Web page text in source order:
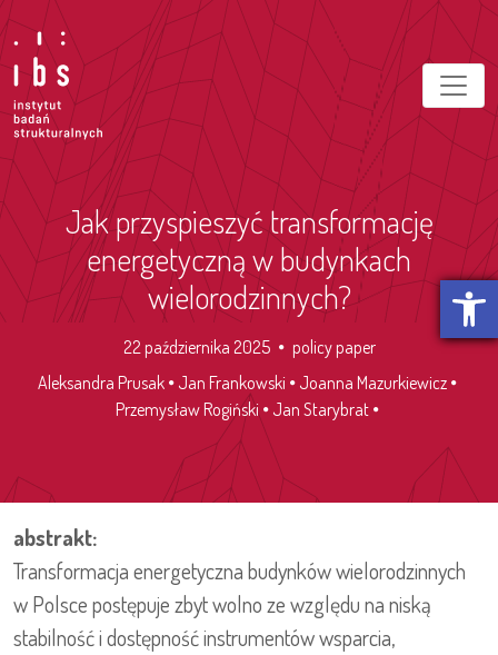
Otwórz
Jak przyspieszyć transformację
energetyczną w budynkach
wielorodzinnych?
22 października 2025
policy paper
Aleksandra Prusak
Jan Frankowski
Joanna Mazurkiewicz
Przemysław Rogiński
Jan Starybrat
abstrakt:
Transformacja energetyczna budynków wielorodzinnych
w Polsce postępuje zbyt wolno ze względu na niską
stabilność i dostępność instrumentów wsparcia,